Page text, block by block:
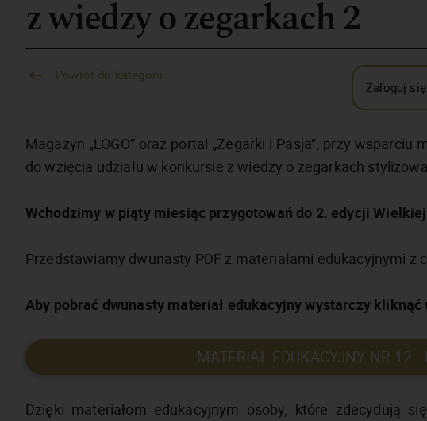
z wiedzy o zegarkach 2
Powrót do kategorii
Zaloguj
Magazyn „LOGO” oraz portal „Zegarki i Pasja”, przy wsparciu
do wzięcia udziału w konkursie z wiedzy o zegarkach
Wchodzimy w piąty miesiąc przygotowań do 2. edycji
Przedstawiamy dwunasty PDF z materiałami edukacyjnymi z
Aby pobrać dwunasty materiał edukacyjny wystarczy
MATERIAŁ EDUKACYJNY NR 12 -
Dzięki materiałom edukacyjnym osoby, które zdecydują